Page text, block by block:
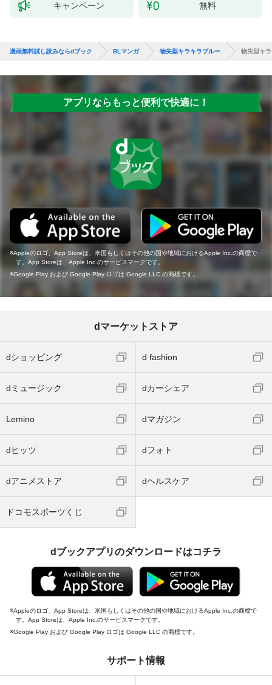
キャンペーン 無料
漫画無料試し読みならdブック BLマンガ 物失型キラキラブルー 物失型キ
アプリならもっと便利で快適に！
Appleのロゴ、App Storeは、米国もしくはその他の国や地域におけるApple Inc.の商標で
す。App Storeは、Apple Inc.のサービスマークです。
Google Play および Google Play ロゴは Google LLC の商標です。
dマーケットストア
dショッピング d fashion
dミュージック dカーシェア
Lemino dマガジン
dヒッツ dフォト
dアニメストア dヘルスケア
ドコモスポーツくじ
dブックアプリのダウンロードはコチラ
Appleのロゴ、App Storeは、米国もしくはその他の国や地域におけるApple Inc.の商標で
す。App Storeは、Apple Inc.のサービスマークです。
Google Play および Google Play ロゴは Google LLC の商標です。
サポート情報